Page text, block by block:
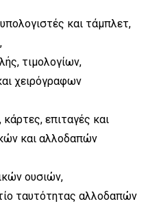
και τάμπλετ,
τιμολογίων,
χειρόγραφων
επιταγές και
και αλλοδαπών
ουσιών,
ταυτότητας αλλοδαπών